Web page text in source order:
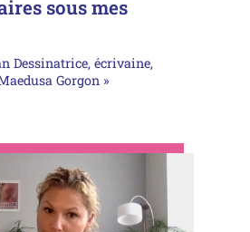
sous mes
Dessinatrice, écrivaine,
Gorgon »